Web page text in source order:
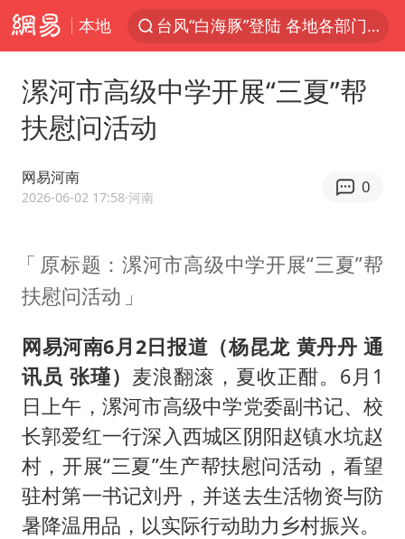
本地
奥沙利文晋级斯诺克中国公开赛16强
朱一龙的鼻子怎么了
5万小车卖不动 微型代步车集体遇冷
4.2平卫生间补漏注胶花1.55万
周星驰妈妈现身香港首映礼
上海地铁4条线路全线停运
湖北启动重大气象灾害三级应急响应
费大厨口号更改 不再宣传小炒肉大王
漯河市高级中学开展“三夏”帮
扶慰问活动
网易河南
2026-06-02 17:58·河南
0
原标题：漯河市高级中学开展“三夏”帮
扶慰问活动
网易河南6月2日报道（杨昆龙 黄丹丹 通
讯员 张瑾） 麦浪翻滚，夏收正酣。6月1
日上午，漯河市高级中学党委副书记、校
长郭爱红一行深入西城区阴阳赵镇水坑赵
村，开展“三夏”生产帮扶慰问活动，看望
驻村第一书记刘丹，并送去生活物资与防
暑降温用品，以实际行动助力乡村振兴。